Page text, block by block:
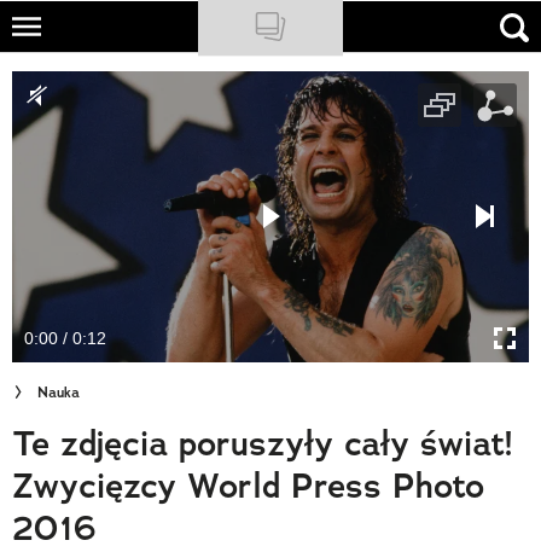
Skip
main
content
NATIONAL GEOGRAPHIC
TRAVELER
PODCASTY
Newsletter
Cuda Polski
Wielki Konkurs Fotograficzny
Trendbook Podróżniczy
Polecane
0:00 / 0:12
Nauka
Te zdjęcia poruszyły cały świat!
Zwycięzcy World Press Photo
2016